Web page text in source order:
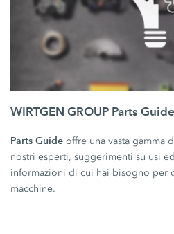
WIRTGEN GROUP Parts Guide
Parts Guide offre una vasta gamma
nostri esperti, suggerimenti su usi
informazioni di cui hai bisogno per
macchine.